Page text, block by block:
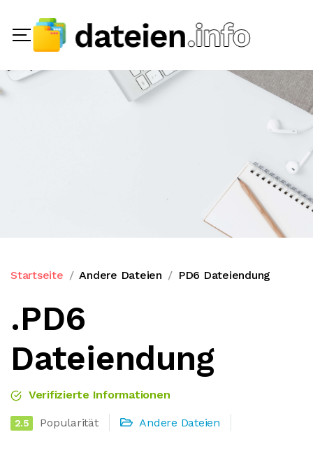
Startseite Andere Dateien PD6 Dateiendung
.PD6
Dateiendung
Verifizierte Informationen
2.5 Popularität Andere Dateien